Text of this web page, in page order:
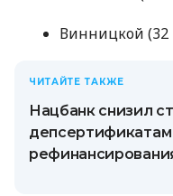
Винницкой (32
ЧИТАЙТЕ ТАКЖЕ
Нацбанк снизил